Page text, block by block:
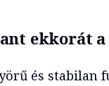
ekkorát a
és stabilan